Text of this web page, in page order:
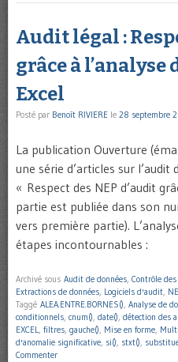
Audit légal :
grâce à l’analyse
Excel
Posté par Benoît RIVIERE le 28 septembre
La publication Ouverture
une série d’articles sur
« Respect des NEP d’audit
partie est publiée dans son
vers première partie).
étapes incontournables :
Archivé sous Audit de données, Contrôle
Extractions de données, Logiciels d'audit,
Taggé ALEA.ENTRE.BORNES(), Analyse de
conditionnels, cnum(), date(), détection des
EXCEL, filtres, gauche(), Mise en forme,
d'anomalie significative, si(), stxt(),
Commenter